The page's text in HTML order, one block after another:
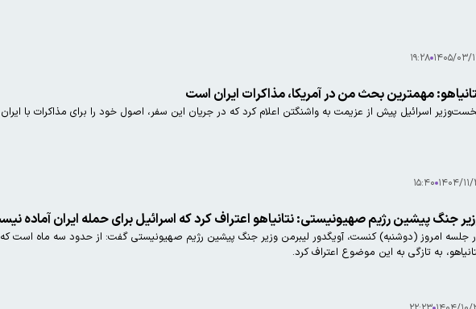
۰۳/۱۳ ۱۹:۲۸
مهمترین بحث من در آمریکا، مذاکرات ایران است
اسرائیل پیش از عزیمت به واشنگتن اعلام کرد که در جریان این سفر، اصول خود را برای مذاکرات با
۱۱/۲۱ ۱۵:۴۰
جنگ پیشین رژیم صهیونیستی: نتانیاهو اعتراف کرد که اسرائیل برای حمله ایران آماده
جلسه امروز (دوشنبه) کنست، آویگدور لیبرمن وزیر جنگ پیشین رژیم صهیونیستی گفت: از حدود سه ماه است
به تازگی به این موضوع اعتراف کرد.